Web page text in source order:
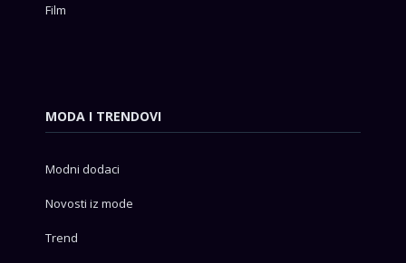
Film
MODA I TRENDOVI
Modni dodaci
Novosti iz mode
Trend